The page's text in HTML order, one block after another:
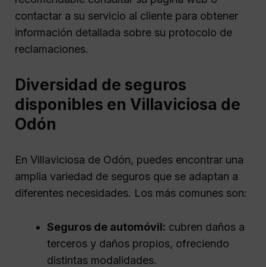
contactar a su servicio al cliente para obtener
información detallada sobre su protocolo de
reclamaciones.
Diversidad de seguros
disponibles en Villaviciosa de
Odón
En Villaviciosa de Odón, puedes encontrar una
amplia variedad de seguros que se adaptan a
diferentes necesidades. Los más comunes son:
Seguros de automóvil: cubren daños a
terceros y daños propios, ofreciendo
distintas modalidades.